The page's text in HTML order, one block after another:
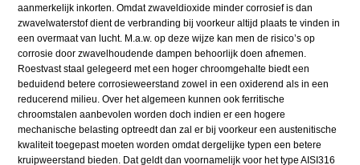
aanmerkelijk inkorten. Omdat zwaveldioxide minder corrosief is dan
zwavelwaterstof dient de verbranding bij voorkeur altijd plaats te vinden in
een overmaat van lucht. M.a.w. op deze wijze kan men de risico’s op
corrosie door zwavelhoudende dampen behoorlijk doen afnemen.
Roestvast staal gelegeerd met een hoger chroomgehalte biedt een
beduidend betere corrosieweerstand zowel in een oxiderend als in een
reducerend milieu. Over het algemeen kunnen ook ferritische
chroomstalen aanbevolen worden doch indien er een hogere
mechanische belasting optreedt dan zal er bij voorkeur een austenitische
kwaliteit toegepast moeten worden omdat dergelijke typen een betere
kruipweerstand bieden. Dat geldt dan voornamelijk voor het type AISI316